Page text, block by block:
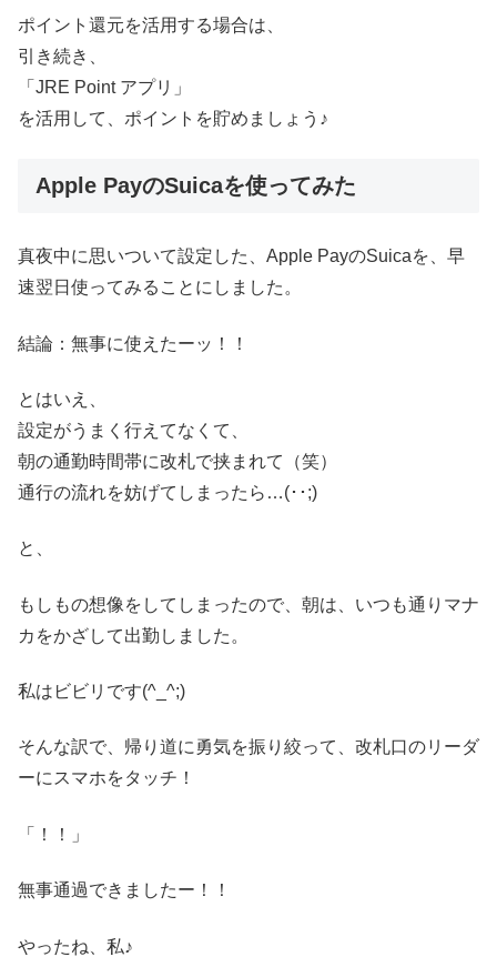
ポイント還元を活用する場合は、
引き続き、
「JRE Point アプリ」
を活用して、ポイントを貯めましょう♪
Apple PayのSuicaを使ってみた
真夜中に思いついて設定した、Apple PayのSuicaを、早
速翌日使ってみることにしました。
結論： 無事に使えたーッ！！
とはいえ、
設定がうまく行えてなくて、
朝の通勤時間帯に改札で挟まれて（笑）
通行の流れを妨げてしまったら…(･･;)
と、
もしもの想像をしてしまったので、朝は、いつも通りマナ
カをかざして出勤しました。
私はビビリです(^_^;)
そんな訳で、帰り道に勇気を振り絞って、改札口のリーダ
ーにスマホをタッチ！
「！！」
無事通過できましたー！！
やったね、私♪